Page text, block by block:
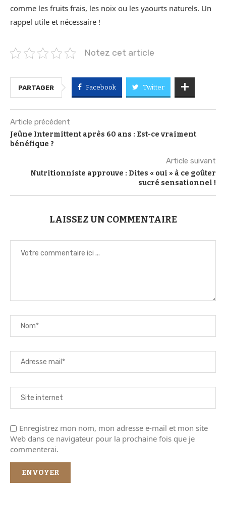
comme les fruits frais, les noix ou les yaourts naturels. Un
rappel utile et nécessaire !
Notez cet article
PARTAGER Facebook Twitter
Article précédent
Jeûne Intermittent après 60 ans : Est-ce vraiment
bénéfique ?
Article suivant
Nutritionniste approuve : Dites « oui » à ce goûter
sucré sensationnel !
LAISSEZ UN COMMENTAIRE
Enregistrez mon nom, mon adresse e-mail et mon site
Web dans ce navigateur pour la prochaine fois que je
commenterai.